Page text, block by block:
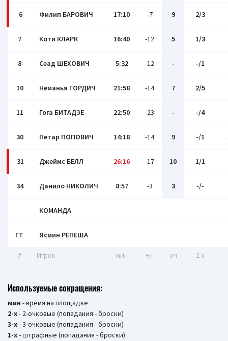
6 Филип БАРОВИЧ 17:10 -7 9 2/3
7 Коти КЛАРК 16:40 -12 5 1/3
8 Сеад ШЕХОВИЧ 5:32 -12 - -/1
10 Неманья ГОРДИЧ 21:58 -14 7 2/5
11 Гога БИТАДЗЕ 22:50 -23 - -/4
30 Петар ПОПОВИЧ 14:18 -14 9 -/1
31 Джеймс БЕЛЛ 26:16 -17 10 1/1
34 Данило НИКОЛИЧ 8:57 -3 3 -/-
КОМАНДА
ГТ Ясмин РЕПЕША
# Игрок мин +/- оч 2-x
Используемые сокращения:
мин - время на площадке
2-х- 2-очковые (попадания - броски)
3-х- 3-очковые (попадания - броски)
1-х- штрафные (попадания - броски)